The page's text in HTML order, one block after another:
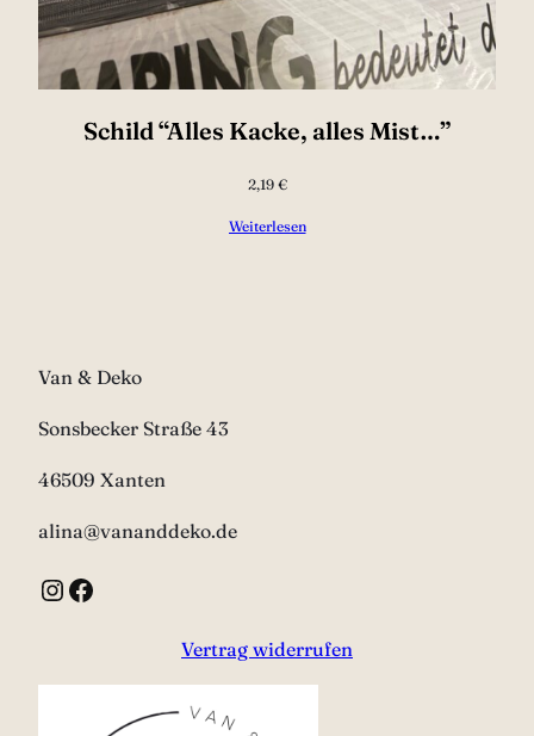
Schild “Alles Kacke, alles Mist…”
2,19 €
Weiterlesen
Van & Deko
Sonsbecker Straße 43
46509 Xanten
alina@vananddeko.de
InstagramFacebook
Vertrag widerrufen